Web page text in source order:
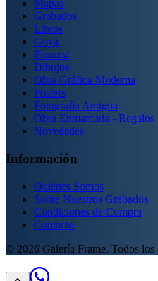
Mapas
Grabados
Libros
Goya
Piranesi
Dibujos
Obra Gráfica Moderna
Posters
Fotografía Antigua
Obra Enmarcada - Regalos
Novedades
Información
Quiénes Somos
Sobre Nuestros Grabados
Condiciones de Compra
Contacto
© 2026 Galería Frame. Todos los